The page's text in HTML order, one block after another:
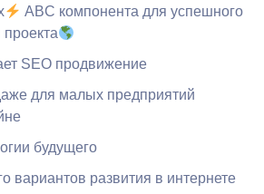
ABC компонента для успешного
SEO продвижение
для малых предприятий
будущего
вариантов развития в интернете